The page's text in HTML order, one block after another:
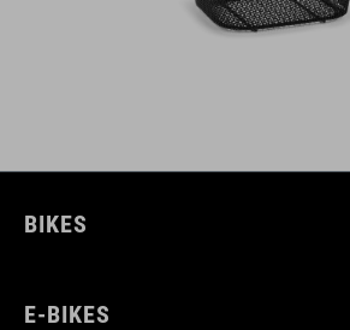
BIKES
E-BIKES